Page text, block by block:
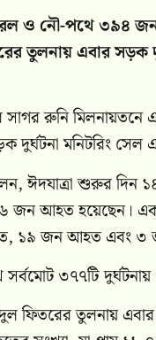
ও নৌ-পথে ৩৯৪
তুলনায় এবার
সাগর রুনি
দুর্ঘটনা মনিটরিং সেল
ঈদযাত্রা শুরুর দিন
জন আহত হয়েছেন।
১৯ জন আহত এবং ৩
৩৭৭টি
ফিতরের তুলনায়